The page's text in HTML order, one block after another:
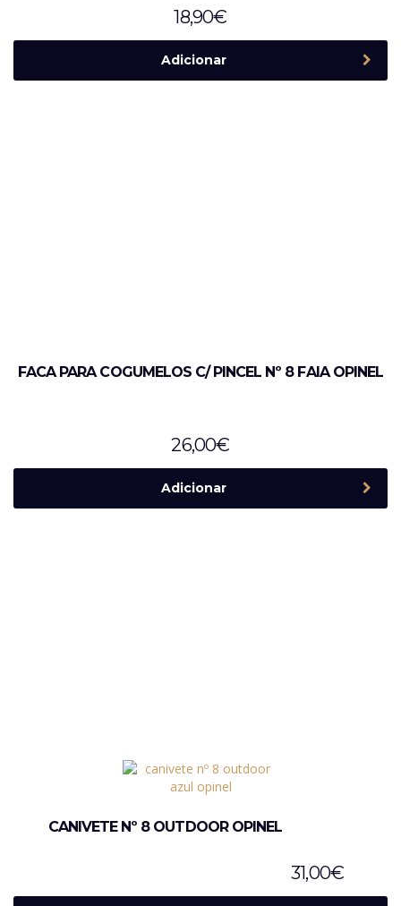
18,90€
Adicionar
FACA PARA COGUMELOS C/ PINCEL Nº 8 FAIA OPINEL
26,00€
Adicionar
CANIVETE Nº 8 OUTDOOR OPINEL
31,00€